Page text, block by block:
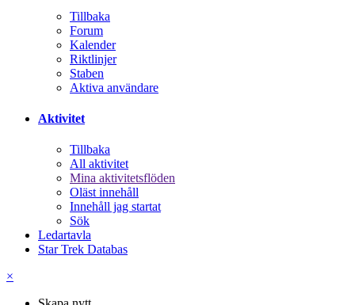
Tillbaka
Forum
Kalender
Riktlinjer
Staben
Aktiva användare
Aktivitet
Tillbaka
All aktivitet
Mina aktivitetsflöden
Oläst innehåll
Innehåll jag startat
Sök
Ledartavla
Star Trek Databas
×